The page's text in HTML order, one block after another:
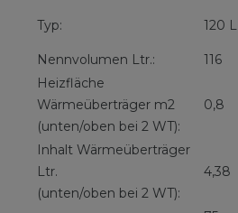
Typ: 120 L
Nennvolumen Ltr.: 116
Heizfläche
Wärmeüberträger m2
(unten/oben bei 2 WT):
0,8
Inhalt Wärmeüberträger
Ltr.
(unten/oben bei 2 WT):
4,38